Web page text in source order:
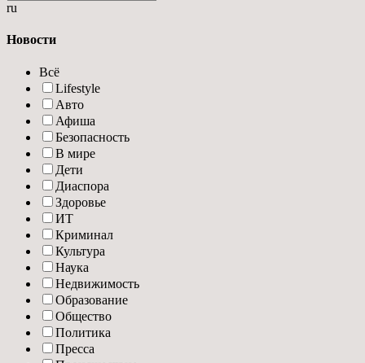
ru
Новости
Всё
Lifestyle
Авто
Афиша
Безопасность
В мире
Дети
Диаспора
Здоровье
ИТ
Криминал
Культура
Наука
Недвижимость
Образование
Общество
Политика
Пресса